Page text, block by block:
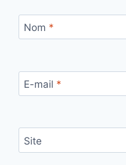
Nom *
E-mail *
Site